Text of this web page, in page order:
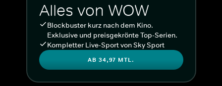
Alles von WOW
Blockbuster kurz nach dem Kino.
Exklusive und preisgekrönte Top-Serien.
Kompletter Live-Sport von Sky Sport
AB 34,97 MTL.